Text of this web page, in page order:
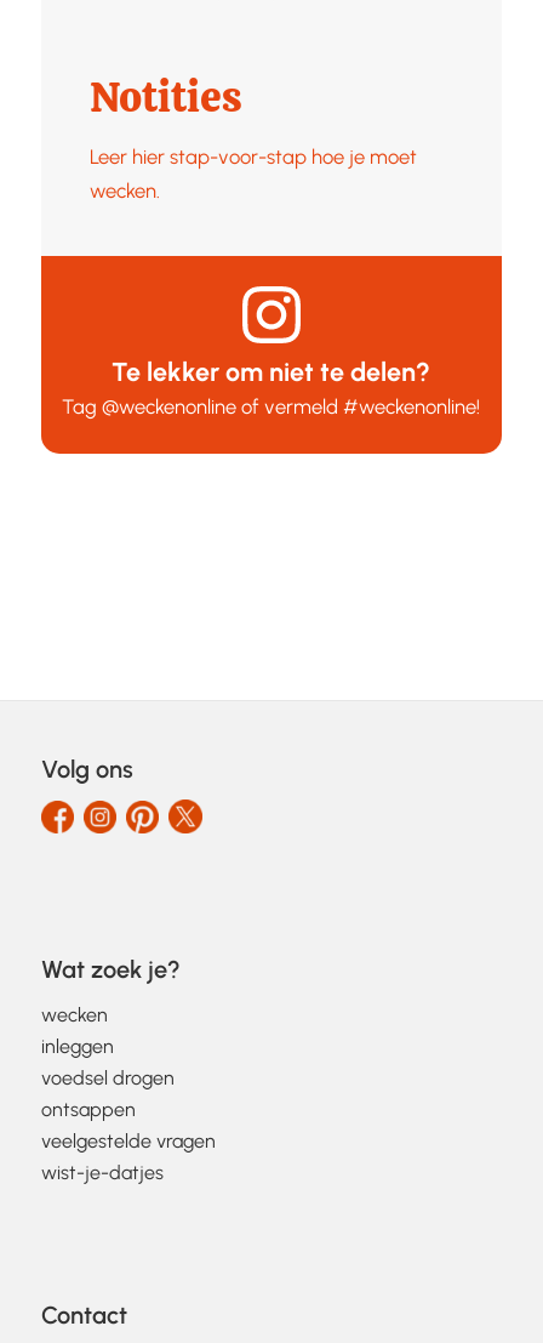
Notities
Leer hier stap-voor-stap hoe je moet
wecken.
Te lekker om niet te delen?
Tag@weckenonline of vermeld#weckenonline!
Volg ons
Wat zoek je?
wecken
inleggen
voedsel drogen
ontsappen
veelgestelde vragen
wist-je-datjes
Contact